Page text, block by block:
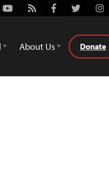
Youtube
Rss FacebookTwitter
About Us Donate